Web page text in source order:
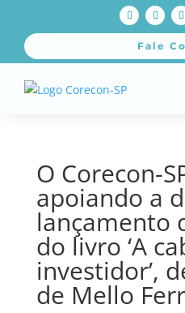
Fale
O Corecon-
apoiando a
lançamento
do livro ‘A
investidor’,
de Mello